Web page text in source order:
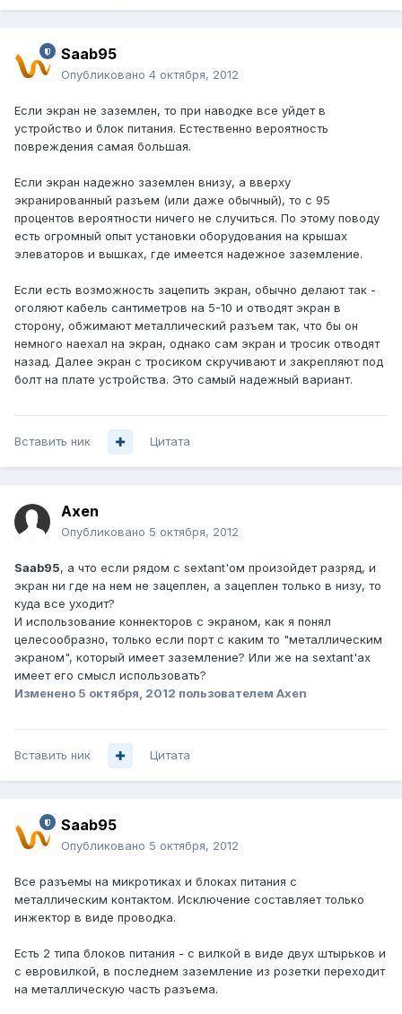
Saab95
Опубликовано 4 октября, 2012
Если экран не заземлен, то при наводке все уйдет в
устройство и блок питания. Естественно вероятность
повреждения самая большая.
Если экран надежно заземлен внизу, а вверху
экранированный разъем (или даже обычный), то с 95
процентов вероятности ничего не случиться. По этому поводу
есть огромный опыт установки оборудования на крышах
элеваторов и вышках, где имеется надежное заземление.
Если есть возможность зацепить экран, обычно делают так -
оголяют кабель сантиметров на 5-10 и отводят экран в
сторону, обжимают металлический разъем так, что бы он
немного наехал на экран, однако сам экран и тросик отводят
назад. Далее экран с тросиком скручивают и закрепляют под
болт на плате устройства. Это самый надежный вариант.
Вставить ник Цитата
Axen
Опубликовано 5 октября, 2012
Saab95, а что если рядом с sextant'ом произойдет разряд, и
экран ни где на нем не зацеплен, а зацеплен только в низу, то
куда все уходит?
И использование коннекторов с экраном, как я понял
целесообразно, только если порт с каким то "металлическим
экраном", который имеет заземление? Или же на sextant'ах
имеет его смысл использовать?
Изменено 5 октября, 2012 пользователем Axen
Вставить ник Цитата
Saab95
Опубликовано 5 октября, 2012
Все разъемы на микротиках и блоках питания с
металлическим контактом. Исключение составляет только
инжектор в виде проводка.
Есть 2 типа блоков питания - с вилкой в виде двух штырьков и
с евровилкой, в последнем заземление из розетки переходит
на металлическую часть разъема.